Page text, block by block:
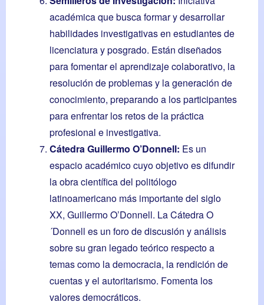
académica que busca formar y desarrollar
habilidades investigativas en estudiantes de
licenciatura y posgrado. Están diseñados
para fomentar el aprendizaje colaborativo, la
resolución de problemas y la generación de
conocimiento, preparando a los participantes
para enfrentar los retos de la práctica
profesional e investigativa.
Cátedra Guillermo O’Donnell: Es un
espacio académico cuyo objetivo es difundir
la obra científica del politólogo
latinoamericano más importante del siglo
XX, Guillermo O’Donnell. La Cátedra O
´Donnell es un foro de discusión y análisis
sobre su gran legado teórico respecto a
temas como la democracia, la rendición de
cuentas y el autoritarismo. Fomenta los
valores democráticos.